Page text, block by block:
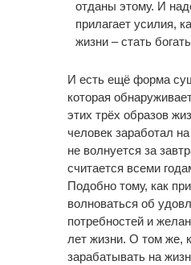
отданы этому. И
прилагает усилия,
жизни – стать
И есть ещё форма
которая
этих трёх образов
человек заработал
не волнуется за
считается всеми
Подобно тому, как
волноваться об
потребностей и
лет жизни. О том же,
зарабатывать на